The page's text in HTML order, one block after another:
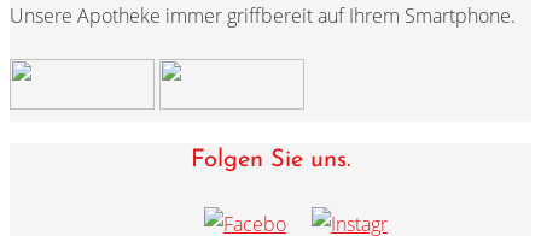
Unsere Apotheke immer griffbereit auf Ihrem Smartphone.
Folgen Sie uns.